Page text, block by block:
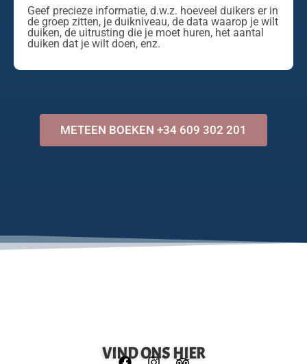
Geef precieze informatie, d.w.z. hoeveel duikers er in
de groep zitten, je duikniveau, de data waarop je wilt
duiken, de uitrusting die je moet huren, het aantal
duiken dat je wilt doen, enz.
METEEN BOEKEN +34 609 302 201
VIND ONS HIER